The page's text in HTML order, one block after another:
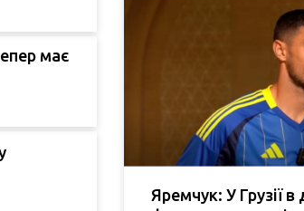
має
Яремчук: У Грузії